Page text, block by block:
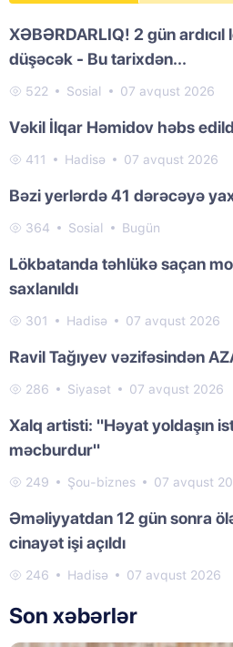
XƏBƏRDARLIQ! 2 gün ardıcıl
düşəcək - Bu tarixdən...
522 Sosial 07 avqust 2026
Vəkil İlqar Həmidov həbs
411 Hadisə 07 avqust 2026
Bəzi yerlərdə 41 dərəcəyə
364 Sosial Bugün
Lökbatanda təhlükə saçan
saxlanıldı
301 Hadisə 07 avqust 2026
Ravil Tağıyev vəzifəsindən
286 Siyasət 07 avqust 2026
Xalq artisti: "Həyat yoldaşın
məcburdur"
249 Şou-biznes 07 avqust
Əməliyyatdan 12 gün sonra
cinayət işi açıldı
246 Hadisə 07 avqust 2026
Son xəbərlər